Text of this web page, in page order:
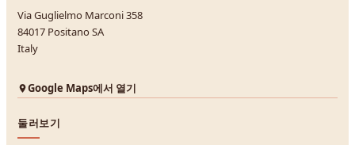
Via Guglielmo Marconi 358
84017 Positano SA
Italy
Google Maps에서 열기
둘러보기